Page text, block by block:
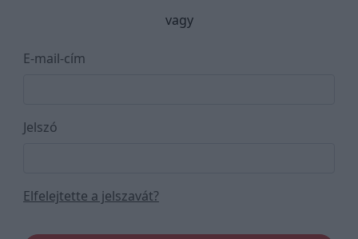
vagy
E-mail-cím
Jelszó
Elfelejtette a jelszavát?